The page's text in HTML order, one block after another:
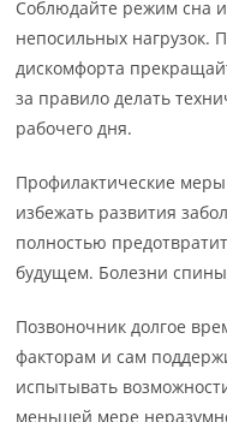
Соблюдайте режим сна
непосильных нагрузок.
дискомфорта
за правило делать
рабочего дня.
Профилактические
избежать развития
полностью
будущем. Болезни
Позвоночник долгое
факторам и сам
испытывать
меньшей мере